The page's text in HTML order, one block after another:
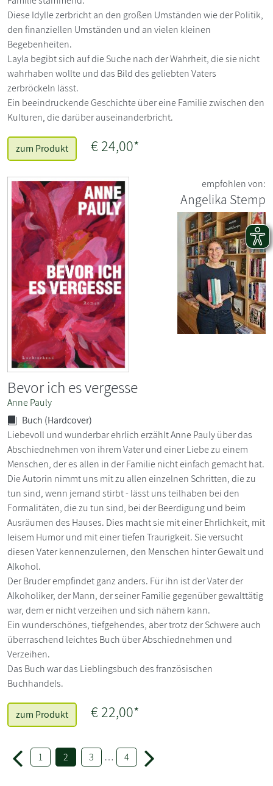
Diese Idylle zerbricht an den großen Umständen wie der Politik,
den finanziellen Umständen und an vielen kleinen
Begebenheiten.
Layla begibt sich auf die Suche nach der Wahrheit, die sie nicht
wahrhaben wollte und das Bild des geliebten Vaters
zerbröckeln lässt.
Ein beeindruckende Geschichte über eine Familie zwischen den
Kulturen, die darüber auseinanderbricht.
zum Produkt € 24,00*
empfohlen von:
Angelika Stemp
Bevor ich es vergesse
Anne Pauly
Buch (Hardcover)
Liebevoll und wunderbar ehrlich erzählt Anne Pauly über das
Abschiednehmen von ihrem Vater und einer Liebe zu einem
Menschen, der es allen in der Familie nicht einfach gemacht hat.
Die Autorin nimmt uns mit zu allen einzelnen Schritten, die zu
tun sind, wenn jemand stirbt - lässt uns teilhaben bei den
Formalitäten, die zu tun sind, bei der Beerdigung und beim
Ausräumen des Hauses. Dies macht sie mit einer Ehrlichkeit, mit
leisem Humor und mit einer tiefen Traurigkeit. Sie versucht
diesen Vater kennenzulernen, den Menschen hinter Gewalt und
Alkohol.
Der Bruder empfindet ganz anders. Für ihn ist der Vater der
Alkoholiker, der Mann, der seiner Familie gegenüber gewalttätig
war, dem er nicht verzeihen und sich nähern kann.
Ein wunderschönes, tiefgehendes, aber trotz der Schwere auch
überraschend leichtes Buch über Abschiednehmen und
Verzeihen.
Das Buch war das Lieblingsbuch des französischen
Buchhandels.
zum Produkt € 22,00*
1 2 3 … 4